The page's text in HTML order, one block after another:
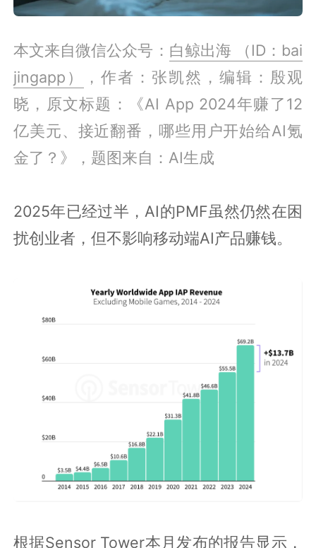
本文来自微信公众号： 白鲸出海 （ID：bai
jingapp）
，作者：张凯然，编辑：殷观
晓，原文标题：《AI App 2024年赚了12
亿美元、接近翻番，哪些用户开始给AI氪
金了？》，题图来自：AI生成
2025年已经过半，AI的PMF虽然仍然在困
扰创业者，但不影响移动端AI产品赚钱。
根据Sensor Tower本月发布的报告显示，